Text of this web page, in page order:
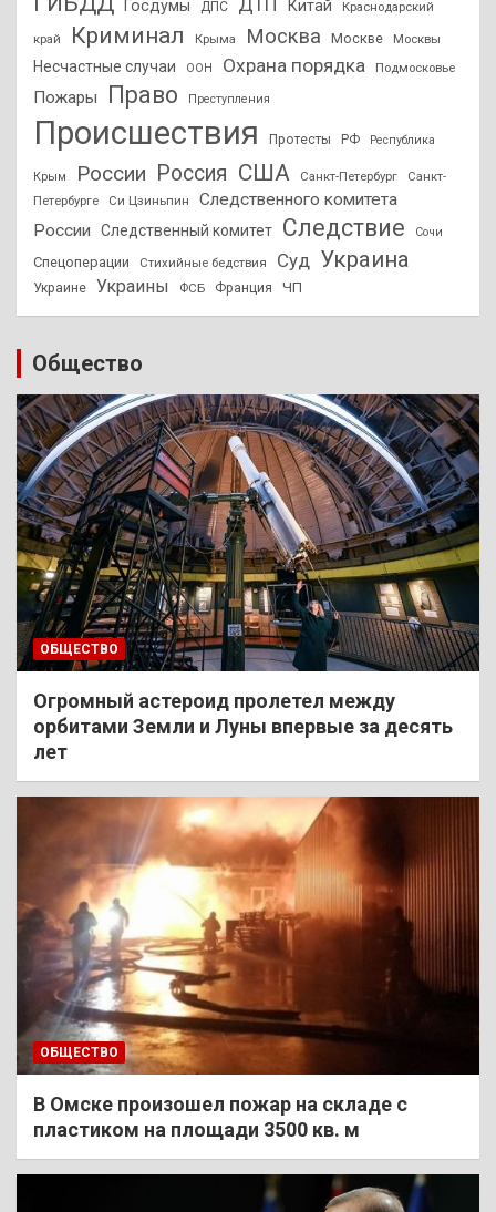
Госдумы ДПС Китай Краснодарский
край Криминал Крыма Москва Москве Москвы
Несчастные случаи ООН Охрана порядка Подмосковье
Пожары Право Преступления
Происшествия Протесты РФ Республика
Крым России Россия США Санкт-Петербург
Санкт-
Петербурге
Си Цзиньпин
Следственного комитета
России
Следственный комитет Следствие Сочи
Спецоперации Стихийные бедствия Суд Украина
Украине Украины ФСБ Франция ЧП
Общество
ОБЩЕСТВО
Огромный астероид пролетел между
орбитами Земли и Луны впервые за десять
лет
ОБЩЕСТВО
В Омске произошел пожар на складе с
пластиком на площади 3500 кв. м